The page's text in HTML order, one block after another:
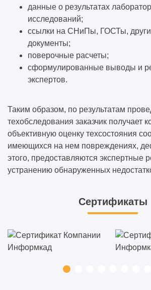
данные о результатах
исследований;
ссылки на СНиПы, ГОСТы,
документы;
поверочные расчеты;
сформулированные выводы и
экспертов.
Таким образом, по результатам
техобследования заказчик получает
объективную оценку техсостояния
имеющихся на нем повреждениях,
этого, предоставляются экспертные
устранению обнаруженных
Сертификаты